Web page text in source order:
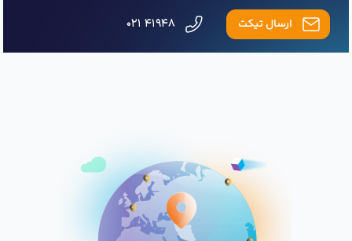
ارسال تیکت